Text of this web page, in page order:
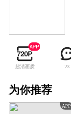
超清画质 23
为你推荐
APP